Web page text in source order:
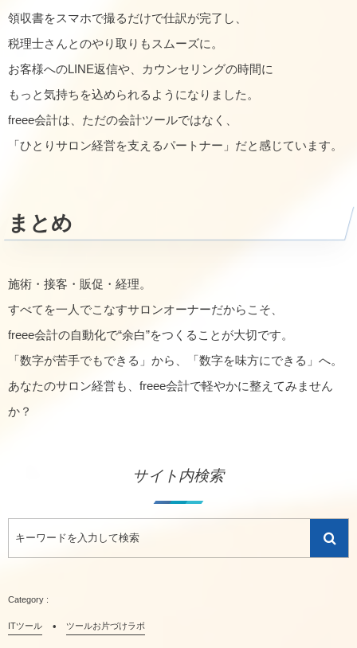
領収書をスマホで撮るだけで仕訳が完了し、
税理士さんとのやり取りもスムーズに。
お客様へのLINE返信や、カウンセリングの時間に
もっと気持ちを込められるようになりました。
freee会計は、ただの会計ツールではなく、
「ひとりサロン経営を支えるパートナー」だと感じています。
まとめ
施術・接客・販促・経理。
すべてを一人でこなすサロンオーナーだからこそ、
freee会計の自動化で“余白”をつくることが大切です。
「数字が苦手でもできる」から、「数字を味方にできる」へ。
あなたのサロン経営も、freee会計で軽やかに整えてみません
か？
サイト内検索
ITツール ツールお片づけラボ